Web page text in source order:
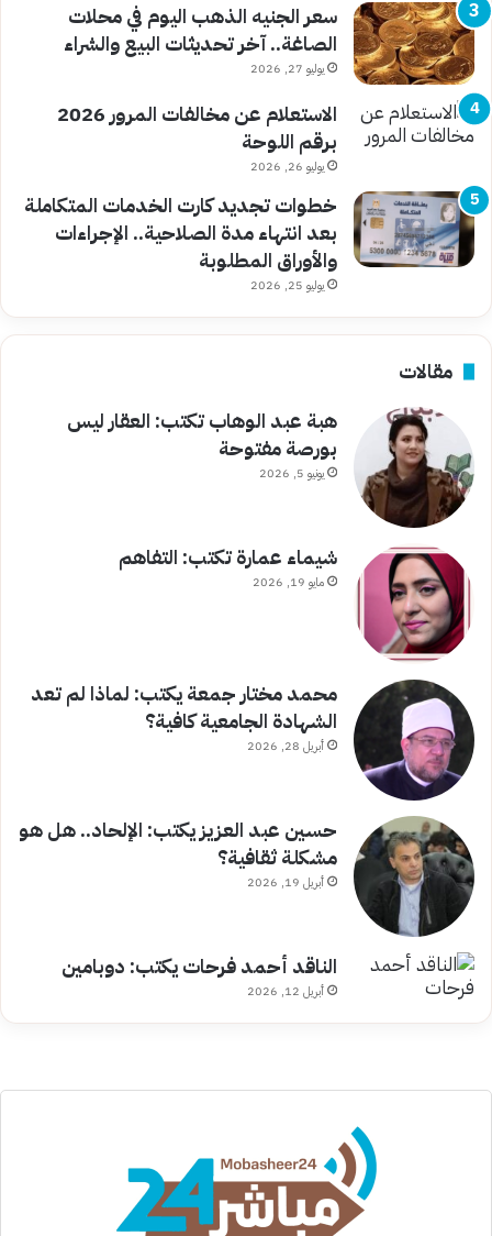
سعر الجنيه الذهب اليوم في محلات
الصاغة.. آخر تحديثات البيع والشراء
يوليو 27, 2026
الاستعلام عن مخالفات المرور 2026
برقم اللوحة
يوليو 26, 2026
خطوات تجديد كارت الخدمات المتكاملة
بعد انتهاء مدة الصلاحية.. الإجراءات
والأوراق المطلوبة
يوليو 25, 2026
مقالات
هبة عبد الوهاب تكتب: العقار ليس
بورصة مفتوحة
يونيو 5, 2026
شيماء عمارة تكتب: التفاهم
مايو 19, 2026
محمد مختار جمعة يكتب: لماذا لم تعد
الشهادة الجامعية كافية؟
أبريل 28, 2026
حسين عبد العزيز يكتب: الإلحاد.. هل هو
مشكلة ثقافية؟
أبريل 19, 2026
الناقد أحمد فرحات يكتب: دوبامين
أبريل 12, 2026